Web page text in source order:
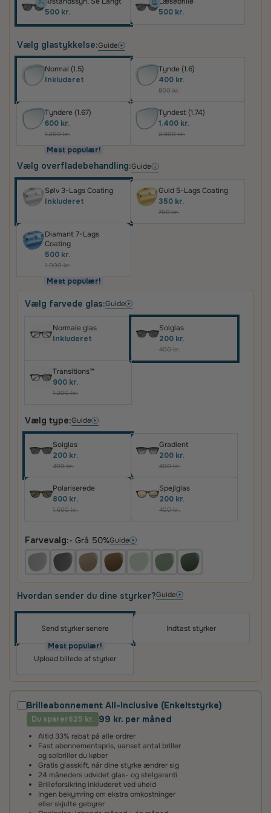
500 kr.
500 kr.
Vælg glastykkelse:Guide
Normal (1.5)
Inkluderet
Tynde (1.6)
400 kr.
800 kr.
Tyndere (1.67)
600 kr.
1.200 kr.
Mest populær!
Tyndest (1.74)
1.400 kr.
2.800 kr.
Vælg overfladebehandling:Guide
Sølv 3-Lags Coating
Inkluderet
Guld 5-Lags Coating
350 kr.
700 kr.
Diamant 7-Lags
Coating
500 kr.
1.000 kr.
Mest populær!
Vælg farvede glas:Guide
Normale glas
Inkluderet
Solglas
200 kr.
400 kr.
Transitions™
900 kr.
1.200 kr.
Vælg type:Guide
Solglas
200 kr.
400 kr.
Gradient
200 kr.
400 kr.
Polariserede
800 kr.
1.500 kr.
Spejlglas
200 kr.
400 kr.
Farvevalg:- Grå 50%Guide
Hvordan sender du dine styrker?Guide
Send styrker senere
Mest populær!
Indtast styrker
Upload billede af styrker
Brilleabonnement All-Inclusive (Enkeltstyrke)
Du sparer825 kr. 99 kr. per måned
Altid 33% rabat på alle ordrer
Fast abonnementspris, uanset antal briller
og solbriller du køber
Gratis glasskift, når dine styrke ændrer sig
24 måneders udvidet glas- og stelgaranti
Brilleforsikring inkluderet ved uheld
Ingen bekymring om ekstra omkostninger
eller skjulte gebyrer
100 dages tilfredshedsgaranti
2 års fabriksgaranti
Vi giver 2 års garanti på alle vores brilleglas og stel. Det
betyder, at hvis glassene ikke lever op til vores høje
standarder, reparerer eller udskifter vi dem helt uden
beregning.
Oplev skræddersyede brilleglas i høj kvalitet – til
priser, du vil elske
Det vigtigste for os er, at du er tilfreds med dit køb.
Derfor får du altid100 dages tilfredshedsgarantiog